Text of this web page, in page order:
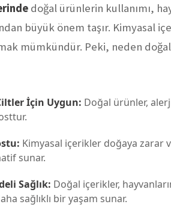
doğal ürünlerin kullanımı,
büyük önem taşır. Kimyasal
mümkündür. Peki, neden
İçin Uygun: Doğal ürünler,
Kimyasal içerikler doğaya
sunar.
Sağlık: Doğal içerikler,
sağlıklı bir yaşam sunar.